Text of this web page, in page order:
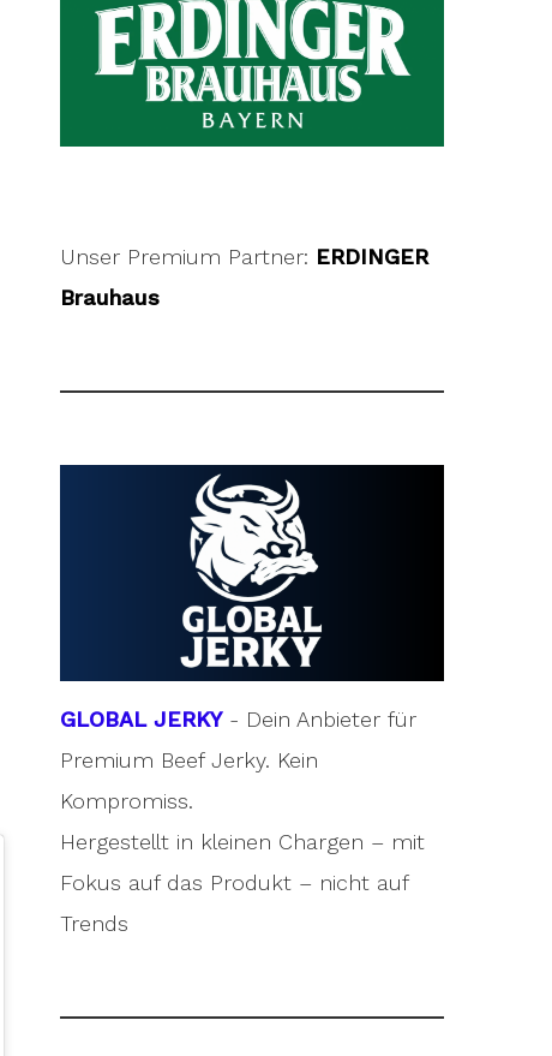
Unser Premium Partner: ERDINGER
Brauhaus
GLOBAL JERKY- Dein Anbieter für
Premium Beef Jerky. Kein
Kompromiss.
Hergestellt in kleinen Chargen – mit
Fokus auf das Produkt – nicht auf
Trends